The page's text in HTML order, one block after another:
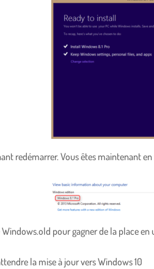
redémarrer. Vous êtes maintenant
pour gagner de la place
la mise à jour vers Windows 10